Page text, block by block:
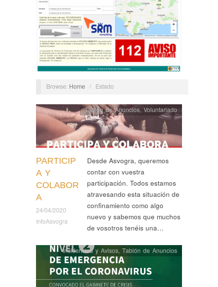
Browse: Home / Estado
PARTICIP
A Y
COLABOR
A
24/04/2020
InfoAsvogra
Tablón de Anuncios,Voluntariado
Desde Asvogra, queremos
contar con vuestra
participación. Todos estamos
atravesando esta situación de
confinamiento como algo
nuevo y sabemos que muchos
de vosotros tenéis una…
Incidencias y Avisos,Tablón de Anuncios